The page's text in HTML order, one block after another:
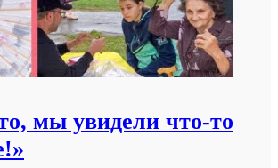
мы увидели что-то